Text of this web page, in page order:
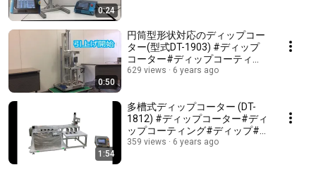
0:24
0:50
円筒型形状対応のディップコー
ター(型式DT-1903) #ディップ
コーター#ディップコーティン
グ#ディップ#受託コート#UV
629 views 6 years ago
1:54
多槽式ディップコーター (DT-
1812) #ディップコーター#ディ
ップコーティング#ディップ#
受託コート#UVハードコート#
359 views 6 years ago